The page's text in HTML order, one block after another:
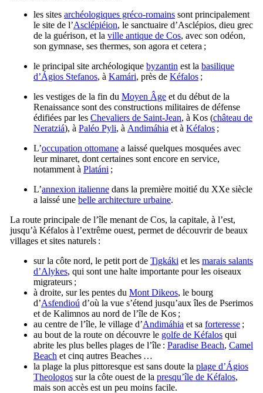
les sites archéologiques gréco-romains sont principalement
le site de l’Asclépiéion, le sanctuaire d’Asclépios, dieu grec
de la guérison, et la ville antique de Cos, avec son odéon,
son gymnase, ses thermes, son agora et cetera ;
le principal site archéologique byzantin est la basilique
d’Ágios Stefanos, à Kamári, près de Kéfalos ;
les vestiges de la fin du Moyen Âge et du début de la
Renaissance sont des constructions militaires de défense
édifiées par les Chevaliers de Saint-Jean, à Kos (château de
Neratziá), à Paléo Pyli, à Andimáhia et à Kéfalos ;
L’occupation ottomane a laissé quelques mosquées avec
leur minaret, dont certaines sont encore en service,
notamment à Platáni ;
L’annexion italienne dans la première moitié du XXe siècle
a laissé une belle architecture urbaine.
La route principale de l’île menant de Cos, la capitale, à l’est,
jusqu’à Kéfalos à l’extrême ouest, permet de découvrir de beaux
villages et sites naturels :
sur la côte nord, le petit port de Tigkáki et les marais salants
d’Alykes, qui sont une halte importante pour les oiseaux
migrateurs ;
à droite, sur les pentes du Mont Dikeos, le bourg
d’Asfendioú d’où la vue s’étend jusqu’aux îles de Pserimos
et de Kalimnos au nord de l’île de Kos ;
au centre de l’île, le village d’Andimáhia et sa forteresse ;
au bout de la route on découvre le golfe de Kéfalos qui
abrite les plus belles plages de l’île : Paradise Beach, Camel
Beach et cinq autres Beaches …
la plage la plus pittoresque est sans doute la plage d’Ágios
Theologos sur la côte ouest de la presqu’île de Kéfalos,
mais son accès est un peu moins facile.